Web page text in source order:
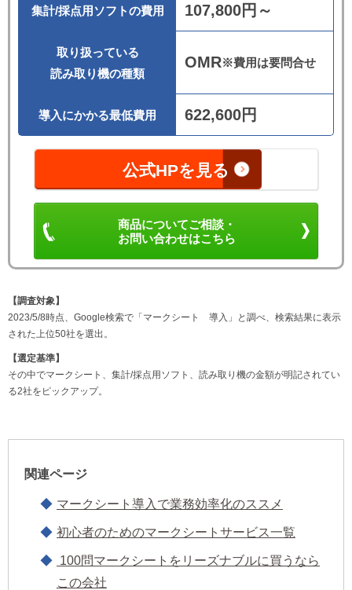
集計/採点用ソフトの費用 107,800円～
取り扱っている
読み取り機の種類
OMR※費用は要問合せ
導入にかかる最低費用 622,600円
公式HPを見る
商品についてご相談・
お問い合わせはこちら
【調査対象】
2023/5/8時点、Google検索で「マークシート 導入」と調べ、検索結果に表示
された上位50社を選出。
【選定基準】
その中でマークシート、集計/採点用ソフト、読み取り機の金額が明記されてい
る2社をピックアップ。
関連ページ
マークシート導入で業務効率化のススメ
初心者のためのマークシートサービス一覧
100問マークシートをリーズナブルに買うなら
この会社